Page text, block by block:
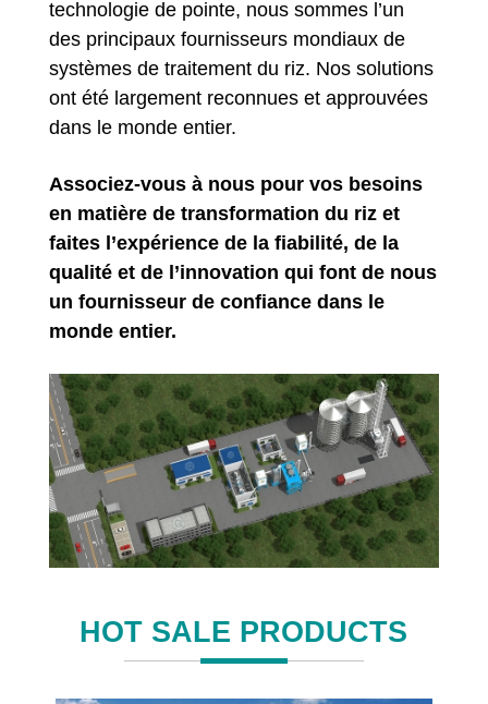
technologie de pointe, nous sommes l’un
des principaux fournisseurs mondiaux de
systèmes de traitement du riz. Nos solutions
ont été largement reconnues et approuvées
dans le monde entier.
Associez-vous à nous pour vos besoins
en matière de transformation du riz et
faites l’expérience de la fiabilité, de la
qualité et de l’innovation qui font de nous
un fournisseur de confiance dans le
monde entier.
HOT SALE PRODUCTS